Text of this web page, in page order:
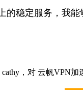
的稳定服务，我